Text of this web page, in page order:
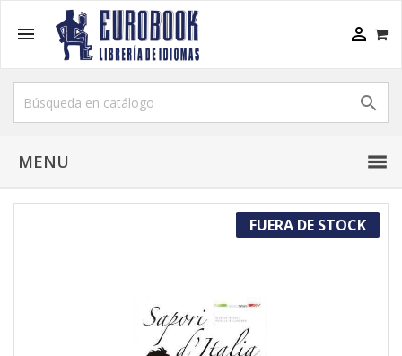
 

MENU
FUERA DE STOCK